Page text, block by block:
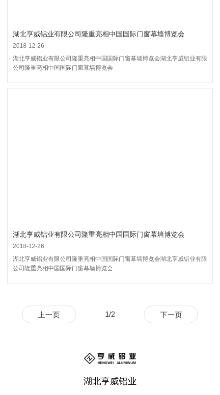
湖北亨威铝业有限公司隆重亮相中国国际门窗幕墙博览会
2018-12-26
湖北亨威铝业有限公司隆重亮相中国国际门窗幕墙博览会湖北亨威铝业有限
公司隆重亮相中国国际门窗幕墙博览会
湖北亨威铝业有限公司隆重亮相中国国际门窗幕墙博览会
2018-12-26
湖北亨威铝业有限公司隆重亮相中国国际门窗幕墙博览会湖北亨威铝业有限
公司隆重亮相中国国际门窗幕墙博览会
上一页 1/2 下一页
湖北亨威铝业